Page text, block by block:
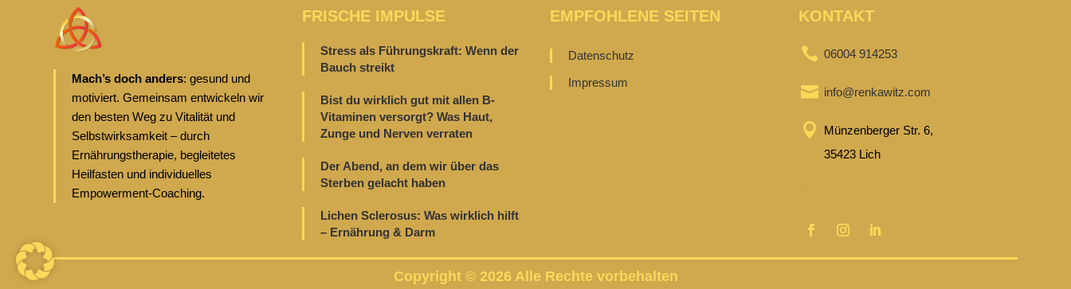
Mach’s doch anders: gesund und
motiviert. Gemeinsam entwickeln wir
den besten Weg zu Vitalität und
Selbstwirksamkeit – durch
Ernährungstherapie, begleitetes
Heilfasten und individuelles
Empowerment-Coaching.
FRISCHE IMPULSE
Stress als Führungskraft: Wenn der
Bauch streikt
Bist du wirklich gut mit allen B-
Vitaminen versorgt? Was Haut,
Zunge und Nerven verraten
Der Abend, an dem wir über das
Sterben gelacht haben
Lichen Sclerosus: Was wirklich hilft
– Ernährung & Darm
EMPFOHLENE SEITEN
Datenschutz
Impressum
KONTAKT
 06004 914253
 info@renkawitz.com

Münzenberger Str. 6,
35423 Lich
Copyright © 2026 Alle Rechte vorbehalten